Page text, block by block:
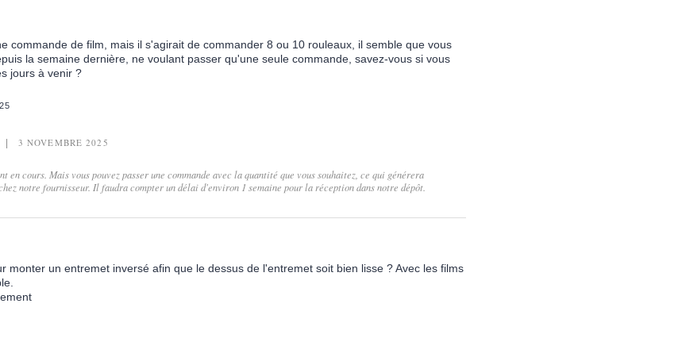
commande de film, mais il s'agirait de commander 8 ou 10 rouleaux, il semble que vous
la semaine dernière, ne voulant passer qu'une seule commande, savez-vous si vous
jours à venir ?
3 NOVEMBRE 2025
en cours. Mais vous pouvez passer une commande avec la quantité que vous souhaitez, ce qui générera
notre fournisseur. Il faudra compter un délai d'environ 1 semaine pour la réception dans notre dépôt.
monter un entremet inversé afin que le dessus de l'entremet soit bien lisse ? Avec les films